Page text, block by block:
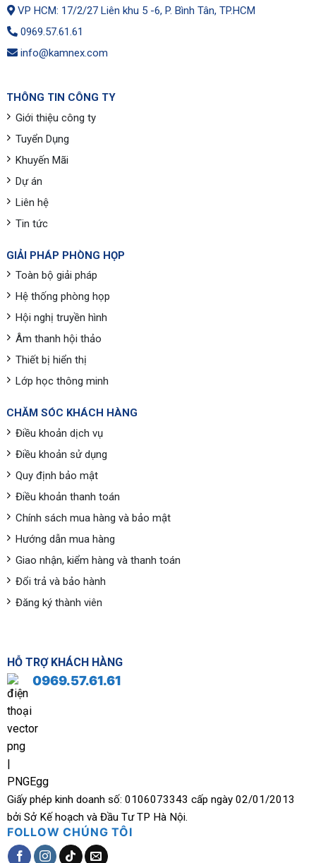
VP HCM: 17/2/27 Liên khu 5 -6, P. Bình Tân, TP.HCM
0969.57.61.61
info@kamnex.com
THÔNG TIN CÔNG TY
Giới thiệu công ty
Tuyển Dụng
Khuyến Mãi
Dự án
Liên hệ
Tin tức
GIẢI PHÁP PHÒNG HỌP
Toàn bộ giải pháp
Hệ thống phòng họp
Hội nghị truyền hình
Âm thanh hội thảo
Thiết bị hiển thị
Lớp học thông minh
CHĂM SÓC KHÁCH HÀNG
Điều khoản dịch vụ
Điều khoản sử dụng
Quy định bảo mật
Điều khoản thanh toán
Chính sách mua hàng và bảo mật
Hướng dẫn mua hàng
Giao nhận, kiểm hàng và thanh toán
Đổi trả và bảo hành
Đăng ký thành viên
HỖ TRỢ KHÁCH HÀNG
0969.57.61.61
Giấy phép kinh doanh số: 0106073343 cấp ngày 02/01/2013
bởi Sở Kế hoạch và Đầu Tư TP Hà Nội.
FOLLOW CHÚNG TÔI